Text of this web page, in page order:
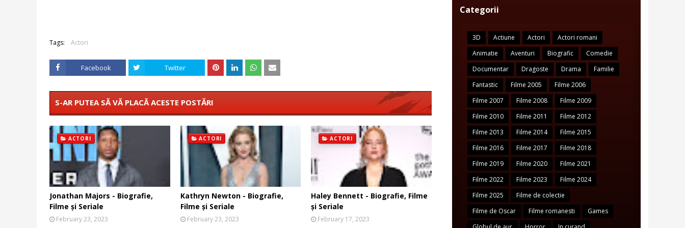
Tags: Actori
Facebook Twitter
S-AR PUTEA SĂ VĂ PLACĂ ACESTE POSTĂRI
ACTORI
Jonathan Majors - Biografie,
Filme și Seriale
February 23, 2023
ACTORI
Kathryn Newton - Biografie,
Filme și Seriale
February 23, 2023
ACTORI
Haley Bennett - Biografie, Filme
și Seriale
February 17, 2023
Categorii
3D Actiune Actori
Actori romani
Animatie
Aventuri Biografic
Comedie
Documentar
Dragoste Drama
Familie
Fantastic
Filme 2005
Filme 2006
Filme 2007
Filme 2008
Filme 2009
Filme 2010
Filme 2011
Filme 2012
Filme 2013
Filme 2014
Filme 2015
Filme 2016
Filme 2017
Filme 2018
Filme 2019
Filme 2020
Filme 2021
Filme 2022
Filme 2023
Filme 2024
Filme 2025
Filme de colectie
Filme de Oscar
Filme romanesti
Games